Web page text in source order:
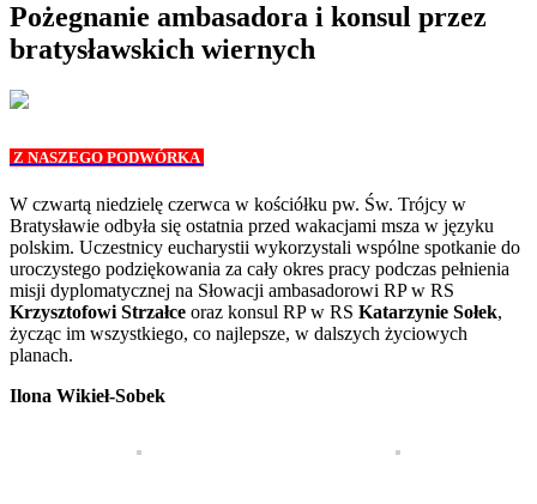
Pożegnanie ambasadora i konsul przez
bratysławskich wiernych
Z NASZEGO PODWÓRKA
W czwartą niedzielę czerwca w kościółku pw. Św. Trójcy w
Bratysławie odbyła się ostatnia przed wakacjami msza w języku
polskim. Uczestnicy eucharystii wykorzystali wspólne spotkanie do
uroczystego podziękowania za cały okres pracy podczas pełnienia
misji dyplomatycznej na Słowacji ambasadorowi RP w RS
Krzysztofowi Strzałce oraz konsul RP w RS Katarzynie Sołek,
życząc im wszystkiego, co najlepsze, w dalszych życiowych
planach.
Ilona Wikieł-Sobek